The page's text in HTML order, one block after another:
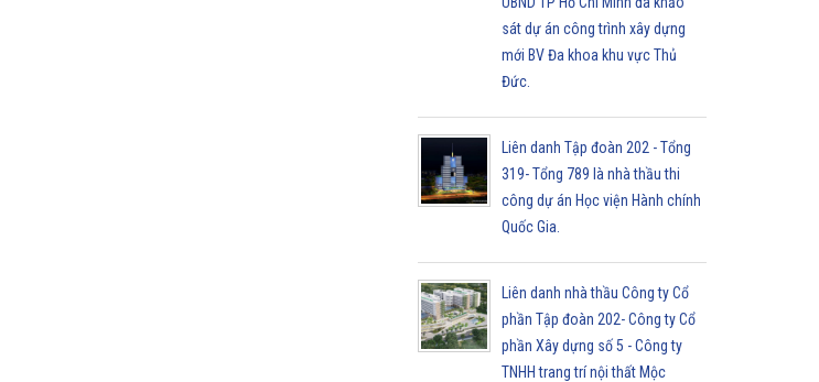
sát dự án công trình xây dựng
mới BV Đa khoa khu vực Thủ
Đức.
Liên danh Tập đoàn 202 - Tổng
319- Tổng 789 là nhà thầu thi
công dự án Học viện Hành chính
Quốc Gia.
Liên danh nhà thầu Công ty Cổ
phần Tập đoàn 202- Công ty Cổ
phần Xây dựng số 5 - Công ty
TNHH trang trí nội thất Mộc